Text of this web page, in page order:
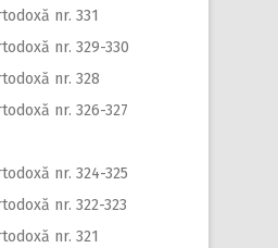
nr. 331
nr. 329-330
nr. 328
nr. 326-327
nr. 324-325
nr. 322-323
nr. 321